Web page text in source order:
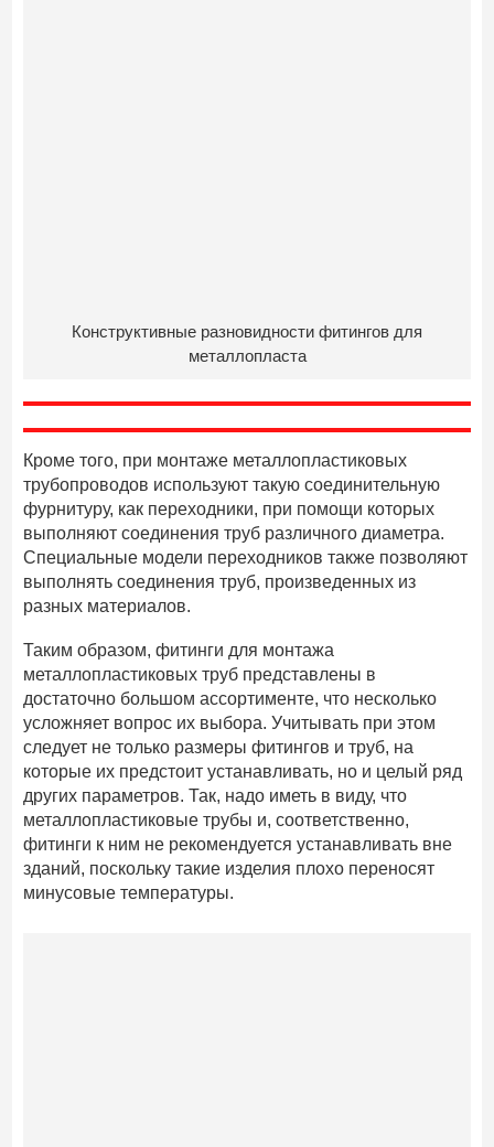
Конструктивные разновидности фитингов для
металлопласта
Кроме того, при монтаже металлопластиковых
трубопроводов используют такую соединительную
фурнитуру, как переходники, при помощи которых
выполняют соединения труб различного диаметра.
Специальные модели переходников также позволяют
выполнять соединения труб, произведенных из
разных материалов.
Таким образом, фитинги для монтажа
металлопластиковых труб представлены в
достаточно большом ассортименте, что несколько
усложняет вопрос их выбора. Учитывать при этом
следует не только размеры фитингов и труб, на
которые их предстоит устанавливать, но и целый ряд
других параметров. Так, надо иметь в виду, что
металлопластиковые трубы и, соответственно,
фитинги к ним не рекомендуется устанавливать вне
зданий, поскольку такие изделия плохо переносят
минусовые температуры.